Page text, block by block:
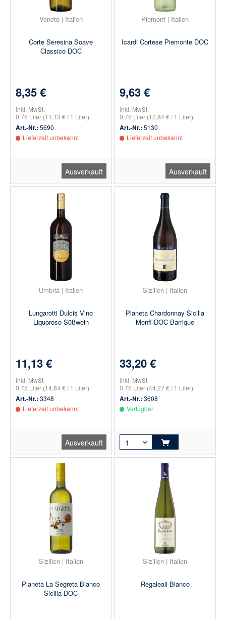
Veneto | Italien
Corte Seresina Soave
Classico DOC
8,35 €
inkl. MwSt.
0.75 Liter (11,13 € / 1 Liter)
Art.-Nr.: 5690
Lieferzeit unbekannt
Ausverkauft
Piemont | Italien
Icardi Cortese Piemonte DOC
9,63 €
inkl. MwSt.
0.75 Liter (12,84 € / 1 Liter)
Art.-Nr.: 5130
Lieferzeit unbekannt
Ausverkauft
Umbria | Italien
Lungarotti Dulcis Vino
Liquoroso Süßwein
11,13 €
inkl. MwSt.
0.75 Liter (14,84 € / 1 Liter)
Art.-Nr.: 3348
Lieferzeit unbekannt
Ausverkauft
Sizilien | Italien
Planeta Chardonnay Sicilia
Menfi DOC Barrique
33,20 €
inkl. MwSt.
0.75 Liter (44,27 € / 1 Liter)
Art.-Nr.: 3608
Verfügbar
Sizilien | Italien
Planeta La Segreta Bianco
Sicilia DOC
Sizilien | Italien
Regaleali Bianco